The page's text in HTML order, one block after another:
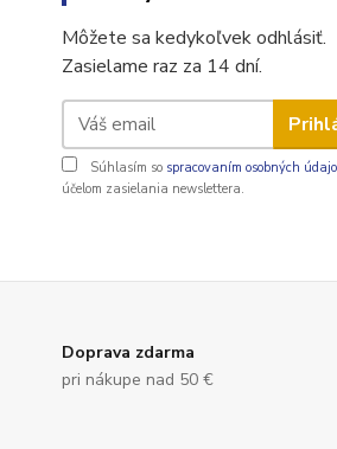
Môžete sa kedykoľvek odhlásiť.
Zasielame raz za 14 dní.
Súhlasím so spracovaním osobných
účelom zasielania newslettera.
Doprava zdarma
pri nákupe nad 50 €